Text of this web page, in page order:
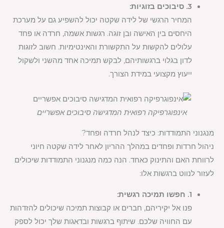
3. סיבוכים בזוגיות:
המחיר הרגשי של לידה שקטה יכול להשפיע גם על מערכת
היחסים בין האישה ובן זוגה. רגשות אשמה, חרדה או פחד
עלולים להקשות על התקשורת והאינטימיות. חשוב לזוגות
לדון בגלוי ברגשותיהם, לבקש תמיכה אחד מהשני ולשקול
ייעוץ מקצועי במידת הצורך.
אינפוגרפיקה רפואית המדגישה סיבוכים אפשריים
מנגנוני התמודדות: כיצד לנהל חרדה ופחד?
ניהול חרדות ופחדים במהלך ההריון לאחר לידה שקטה חיוני
לרווחת האם והתינוק כאחד. הנה כמה מנגנוני התמודדות שיכולים
לעזור לנווט ברגשות אלו:
1. חפשו תמיכה רגשית:
פנו אל יקיריהם, חברים או קבוצות תמיכה שיכולים להזדהות
עם החוויה שלכם. שיתוף ברגשות ובדאגות שלך יכול לספק